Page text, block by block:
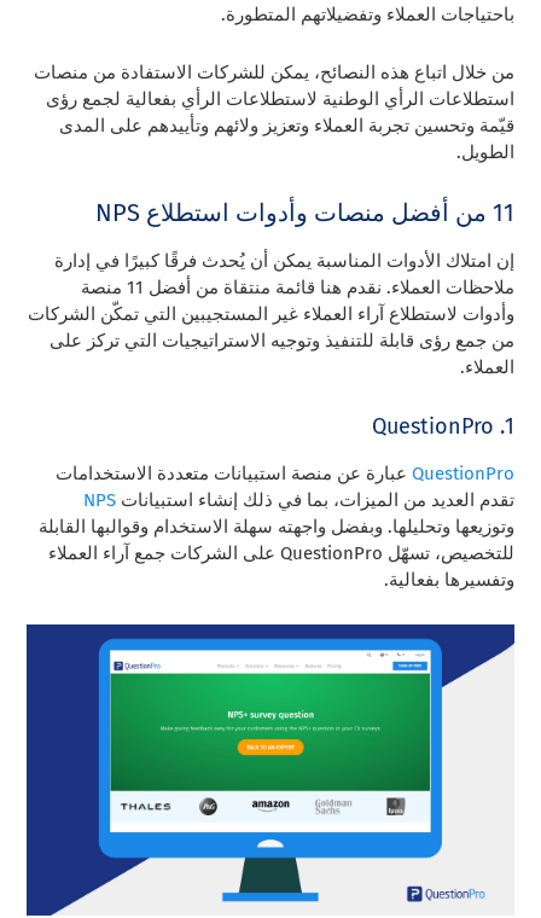
باحتياجات العملاء وتفضيلاتهم المتطورة.
من خلال اتباع هذه النصائح، يمكن للشركات الاستفادة من منصات
استطلاعات الرأي الوطنية لاستطلاعات الرأي بفعالية لجمع رؤى
قيّمة وتحسين تجربة العملاء وتعزيز ولائهم وتأييدهم على المدى
الطويل.
11 من أفضل منصات وأدوات استطلاع NPS
إن امتلاك الأدوات المناسبة يمكن أن يُحدث فرقًا كبيرًا في إدارة
ملاحظات العملاء. نقدم هنا قائمة منتقاة من أفضل 11 منصة
وأدوات لاستطلاع آراء العملاء غير المستجيبين التي تمكّن الشركات
من جمع رؤى قابلة للتنفيذ وتوجيه الاستراتيجيات التي تركز على
العملاء.
1. QuestionPro
QuestionPro عبارة عن منصة استبيانات متعددة الاستخدامات
تقدم العديد من الميزات، بما في ذلك إنشاء استبياناتNPS
وتوزيعها وتحليلها. وبفضل واجهته سهلة الاستخدام وقوالبها القابلة
للتخصيص، تسهّل QuestionPro على الشركات جمع آراء العملاء
وتفسيرها بفعالية.